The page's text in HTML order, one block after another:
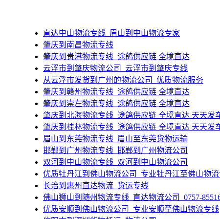
直达中山物流专线_眉山到中山物流专家
肇庆到南昌物流专线
肇庆到贵港物流专线_途鸽供应链 全境直达
​云浮市到肇庆物流公司_云浮市到肇庆专线
​从云浮市发货到广州的物流公司_优质物流服务
肇庆到赣州物流专线_途鸽供应链 全境直达
肇庆到崇左物流专线_途鸽供应链 全境直达
肇庆到北海物流专线_途鸽供应链 全境直达 天天发
肇庆到桂林物流专线_途鸽供应链 全境直达 天天发
眉山到东莞物流专线_眉山至东莞货物运输
​邯郸到广州物流专线_邯郸到广州物流公司
​双河到中山物流专线_双河到中山物流公司
优质牡丹江到佛山物流公司_专业牡丹江至佛山物
长治到惠州直达物流_货运专线
佛山狮山到随州物流专线_直达物流公司_0757-
优质安顺到佛山物流公司_专业安顺至佛山物流专线